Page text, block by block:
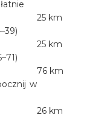
25 km
25 km
w
76 km
26 km